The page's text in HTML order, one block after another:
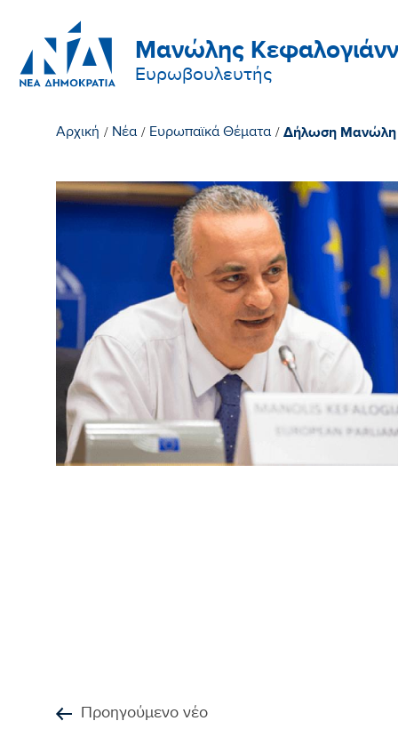
Μανώλης
Ευρωβουλευτής
Αρχική / Νέα / Ευρωπαϊκά Θέματα / Δήλωση Μανώλη
Προηγούμενο νέο